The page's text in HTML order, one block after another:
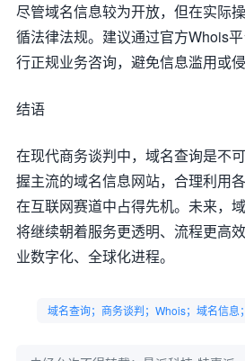
尽管域名信息较为开放，但在实际
循法律法规。建议通过官方Whois
行正规业务咨询，避免信息滥用或侵
结语
在现代商务谈判中，域名查询是不
握主流的域名信息网站，合理利用
在互联网赛道中占得先机。未来，
将继续朝着服务更透明、流程更高
业数字化、全球化进程。
域名查询；商务谈判；Whois；域名信息